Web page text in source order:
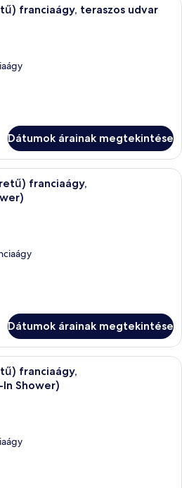
franciaágy, teraszos udvar
Dátumok árainak megtekintése
Prémium ágynemű, kényelmi
franciaágy,
Dátumok árainak megtekintése
Egy szállodai szoba, amelyben
franciaágy,
Shower)